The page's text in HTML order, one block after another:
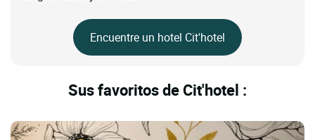
Encuentre un hotel Cit'hotel
Sus favoritos de Cit'hotel :